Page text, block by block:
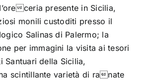
ceria presente in Sicilia,
monili custoditi presso il
Salinas di Palermo; la
per immagini la visita ai tesori
Santuari della Sicilia,
scintillante varietà di ranate